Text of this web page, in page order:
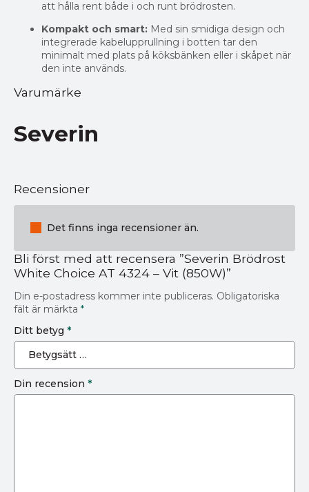
att hålla rent både i och runt brödrosten.
Kompakt och smart: Med sin smidiga design och
integrerade kabelupprullning i botten tar den
minimalt med plats på köksbänken eller i skåpet när
den inte används.
Varumärke
Severin
Recensioner
Det finns inga recensioner än.
Bli först med att recensera ”Severin Brödrost
White Choice AT 4324 – Vit (850W)”
Din e-postadress kommer inte publiceras. Obligatoriska
fält är märkta *
Ditt betyg *
Din recension *